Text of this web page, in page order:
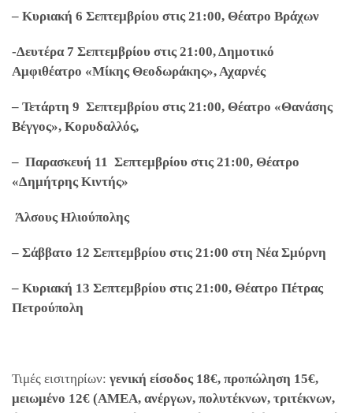
– Κυριακή 6 Σεπτεμβρίου στις 21:00, Θέατρο Βράχων
-Δευτέρα 7 Σεπτεμβρίου στις 21:00, Δημοτικό
Αμφιθέατρο «Μίκης Θεοδωράκης», Αχαρνές
– Τετάρτη 9 Σεπτεμβρίου στις 21:00, Θέατρο «Θανάσης
Βέγγος», Κορυδαλλός,
– Παρασκευή 11 Σεπτεμβρίου στις 21:00, Θέατρο
«Δημήτρης Κιντής»
Άλσους Ηλιούπολης
– Σάββατο 12 Σεπτεμβρίου στις 21:00 στη Νέα Σμύρνη
– Κυριακή 13 Σεπτεμβρίου στις 21:00, Θέατρο Πέτρας
Πετρούπολη
Τιμές εισιτηρίων: γενική είσοδος 18€, προπώληση 15€,
μειωμένο 12€ (ΑΜΕΑ, ανέργων, πολυτέκνων, τριτέκνων,